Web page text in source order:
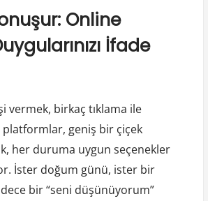
Online
İfade
vermek, birkaç tıklama ile
geniş bir çiçek
her duruma uygun seçenekler
İster doğum günü, ister bir
bir “seni düşünüyorum”